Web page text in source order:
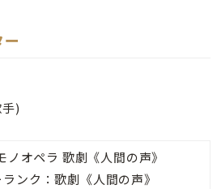
)
ノオペラ 歌劇《人間の声》
ランク：歌劇《人間の声》